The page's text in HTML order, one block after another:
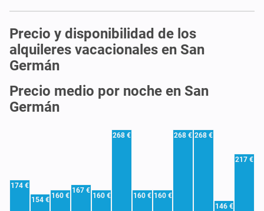
Precio y disponibilidad de los
alquileres vacacionales en San
Germán
Precio medio por noche en San
Germán
174 €
154 € 160 €
167 €
160 €
268 €
160 € 160 €
268 € 268 €
146 €
217 €